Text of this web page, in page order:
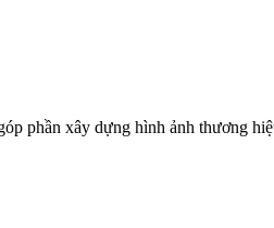
phần xây dựng hình ảnh thương